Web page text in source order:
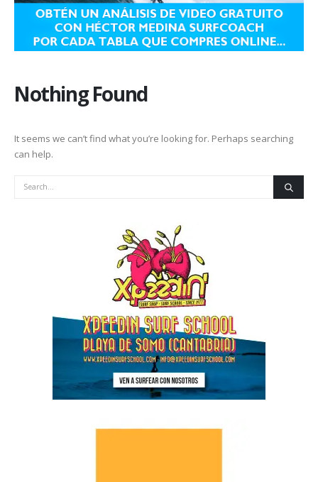
Nothing Found
It seems we can’t find what you’re looking for. Perhaps searching
can help.